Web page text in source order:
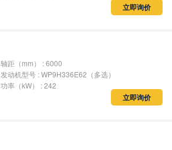
立即询价
轴距（mm） : 6000
发动机型号 : WP9H336E62（多选）
功率（kW） : 242
立即询价